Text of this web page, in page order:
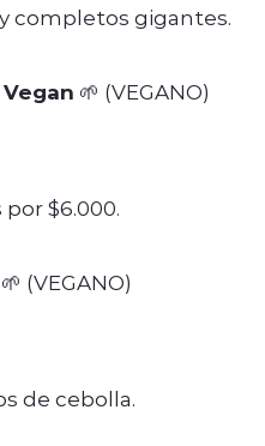
completos gigantes.
🌱 (VEGANO)
$6.000.
🌱 (VEGANO)
de cebolla.